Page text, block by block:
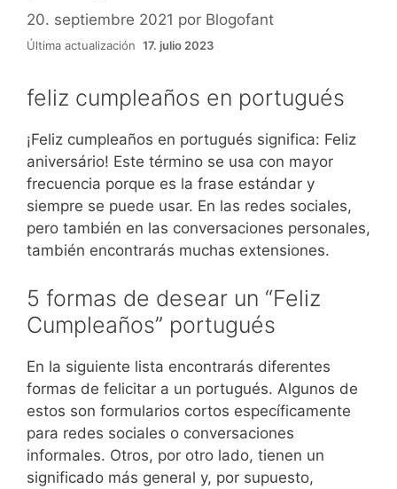
20. septiembre 2021 por Blogofant
Última actualización 17. julio 2023
feliz cumpleaños en portugués
¡Feliz cumpleaños en portugués significa: Feliz
aniversário! Este término se usa con mayor
frecuencia porque es la frase estándar y
siempre se puede usar. En las redes sociales,
pero también en las conversaciones personales,
también encontrarás muchas extensiones.
5 formas de desear un “Feliz
Cumpleaños” portugués
En la siguiente lista encontrarás diferentes
formas de felicitar a un portugués. Algunos de
estos son formularios cortos específicamente
para redes sociales o conversaciones
informales. Otros, por otro lado, tienen un
significado más general y, por supuesto,